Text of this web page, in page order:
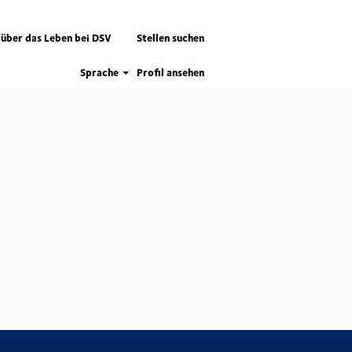
das Leben bei DSV Stellen suchen
Sprache Profil ansehen